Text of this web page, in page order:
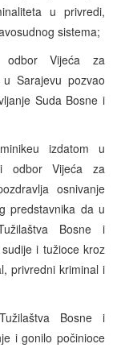
u privredi,
sistema;
Vijeća za
Sarajevu pozvao
Suda Bosne i
izdatom u
odbor Vijeća za
osnivanje
predstavnika da u
Bosne i
i tužioce kroz
privredni kriminal i
Bosne i
i gonilo počinioce